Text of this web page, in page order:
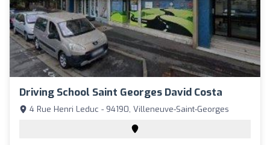
Driving School Saint Georges David Costa
4 Rue Henri Leduc - 94190, Villeneuve-Saint-Georges